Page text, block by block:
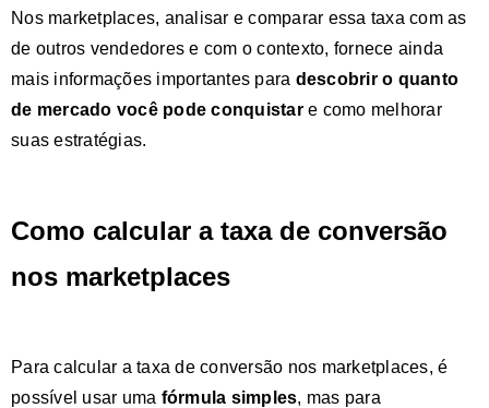
Nos marketplaces, analisar e comparar essa taxa com as
de outros vendedores e com o contexto, fornece ainda
mais informações importantes para descobrir o quanto
de mercado você pode conquistar e como melhorar
suas estratégias.
Como calcular a taxa de conversão
nos marketplaces
Para calcular a taxa de conversão nos marketplaces, é
possível usar uma fórmula simples, mas para